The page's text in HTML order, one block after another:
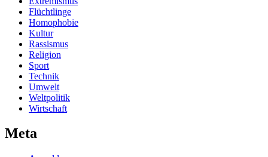
Flüchtlinge
Homophobie
Kultur
Rassismus
Religion
Sport
Technik
Umwelt
Weltpolitik
Wirtschaft
Meta